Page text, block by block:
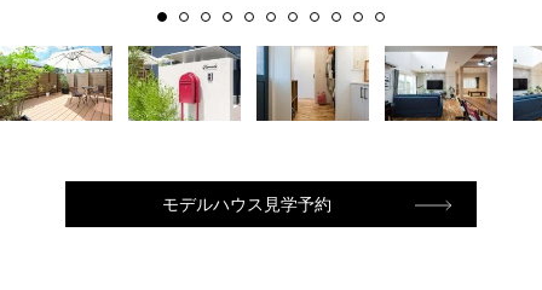
モデルハウス見学予約